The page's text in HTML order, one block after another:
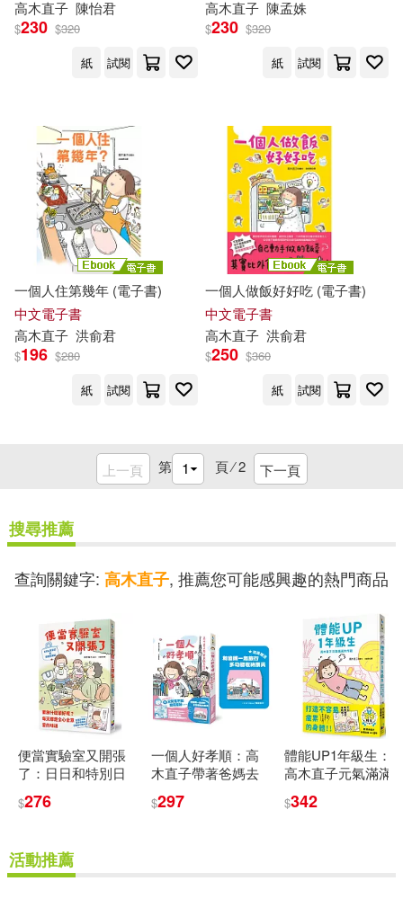
高木直子 陳怡君
$230 $320
紙
試閱
高木直子 陳孟姝
$230 $320
紙
試閱
一個人住第幾年 (電子書)
中文電子書
高木直子 洪俞君
$196 $280
紙
試閱
一個人做飯好好吃 (電子書)
中文電子書
高木直子 洪俞君
$250 $360
紙
試閱
上一頁 第 頁 ⁄2 下一頁
搜尋推薦
查詢關鍵字: 高木直子, 推薦您可能感興趣的熱門商品
便當實驗室又開張
了：日日和特別日
$276
一個人好孝順：高
木直子帶著爸媽去
夾贈品版)
$297
體能UP1年級生：
高木直子元氣滿滿
$342
活動推薦